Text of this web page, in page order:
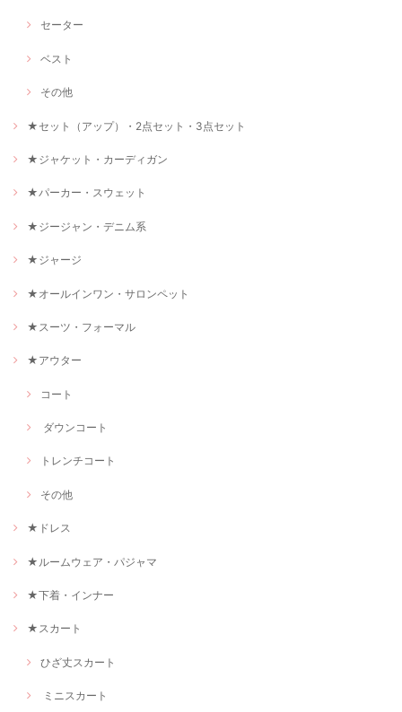
セーター
ベスト
その他
★セット（アップ）・2点セット・3点セット
★ジャケット・カーディガン
★パーカー・スウェット
★ジージャン・デニム系
★ジャージ
★オールインワン・サロンペット
★スーツ・フォーマル
★アウター
コート
ダウンコート
トレンチコート
その他
★ドレス
★ルームウェア・パジャマ
★下着・インナー
★スカート
ひざ丈スカート
ミニスカート